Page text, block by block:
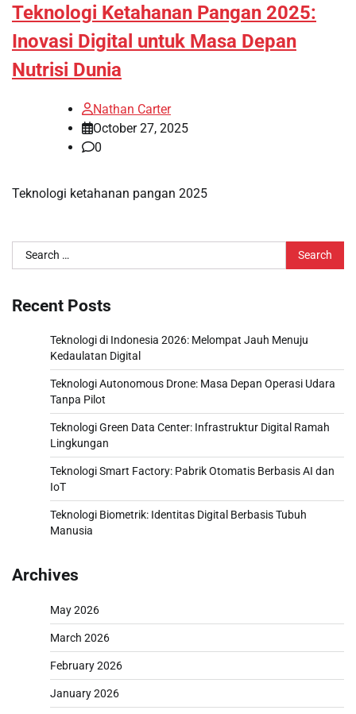
Teknologi Ketahanan Pangan 2025:
Inovasi Digital untuk Masa Depan
Nutrisi Dunia
Nathan Carter
October 27, 2025
0
Teknologi ketahanan pangan 2025
Search
for:
Recent Posts
Teknologi di Indonesia 2026: Melompat Jauh Menuju
Kedaulatan Digital
Teknologi Autonomous Drone: Masa Depan Operasi Udara
Tanpa Pilot
Teknologi Green Data Center: Infrastruktur Digital Ramah
Lingkungan
Teknologi Smart Factory: Pabrik Otomatis Berbasis AI dan
IoT
Teknologi Biometrik: Identitas Digital Berbasis Tubuh
Manusia
Archives
May 2026
March 2026
February 2026
January 2026